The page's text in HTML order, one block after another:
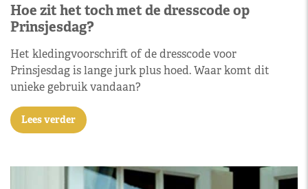
Hoe zit het toch met de dresscode op
Prinsjesdag?
Het kledingvoorschrift of de dresscode voor
Prinsjesdag is lange jurk plus hoed. Waar komt dit
unieke gebruik vandaan?
Lees verder